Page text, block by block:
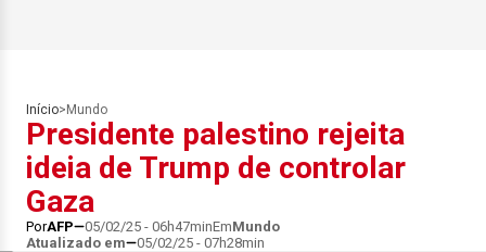
Início> Mundo
Presidente palestino rejeita
ideia de Trump de controlar
Gaza
PorAFP 05/02/25 - 06h47minEmMundo
Atualizado em
05/02/25 - 07h28min